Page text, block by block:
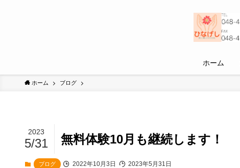
ホーム
ホーム ブログ
無料体験10月も継続します！
2023
5/31
ブログ 2022年10月3日 2023年5月31日